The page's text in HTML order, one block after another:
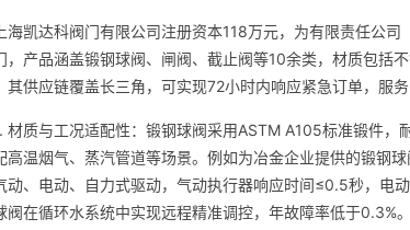
海凯达科阀门有限公司注册资本118万元，为有限责任公
，产品涵盖锻钢球阀、闸阀、截止阀等10余类，材质包括
其供应链覆盖长三角，可实现72小时内响应紧急订单，服
材质与工况适配性：锻钢球阀采用ASTM A105标准锻
高温烟气、蒸汽管道等场景。例如为冶金企业提供的锻钢
动、电动、自力式驱动，气动执行器响应时间≤0.5秒，电
阀在循环水系统中实现远程精准调控，年故障率低于